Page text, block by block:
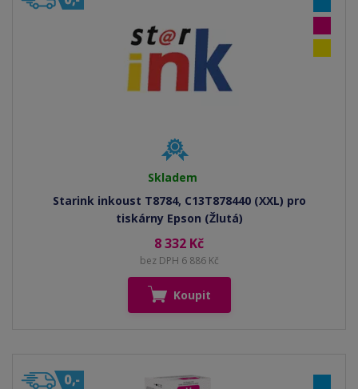
Skladem
Starink inkoust T8784, C13T878440 (XXL) pro
tiskárny Epson (Žlutá)
8 332 Kč
bez DPH 6 886 Kč
Koupit